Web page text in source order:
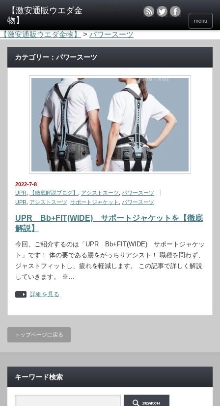
電動工具のウエダ金物
menu
【激安通販ウエダ金物】 > パワースーツ
カテゴリー：パワースーツ
2022-7-8
UPR
【徹底解説ブログ】 アシストスーツ
パワースーツ
UPR
アシストスーツ サポートジャケット パワースーツ
UPR Bb+FIT(WIDE) サポートジャケットを【徹底
解説】
今回、ご紹介するのは「UPR Bb+FIT(WIDE) サポートジャケッ
ト」です！ 体の要である腰をがっちりアシスト！ 職種を問わず、
ジャストフィットし、疲れを軽減します。 この記事で詳しく解説
していきます。 ※…
詳細を見る
トップページに戻る
キーワード検索